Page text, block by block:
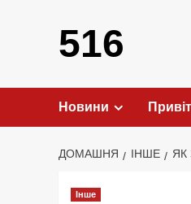
516
Новини
ДОМАШНЯ ІНШЕ ЯК
Інше